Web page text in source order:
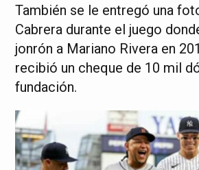
También se le entregó una
Cabrera durante el juego
jonrón a Mariano Rivera en
recibió un cheque de 10 mil
fundación.